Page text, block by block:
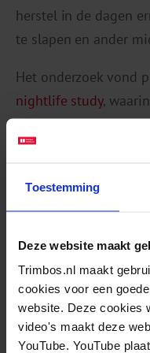
Toestemming
Deze website maakt
Trimbos.nl maakt
cookies voor een
website. Deze cookies
video's maakt deze
YouTube. YouTube
herstel in de dagen
te slapen en ander
Het onderzoek vond
nightlife study,
uitgaan werden
brachten
De ALAMA-studie
Longitudinal And
Nightlife scene) was
ERANID-
werd gefinancierd door